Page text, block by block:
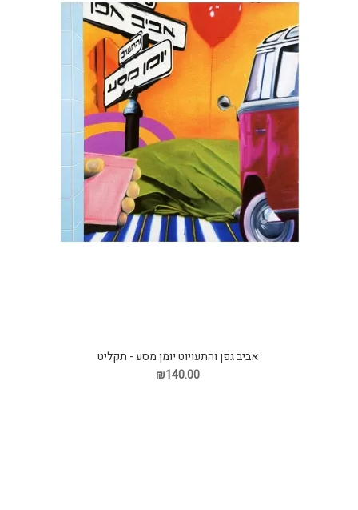
אביב גפן והתעויוט יומן מסע - תקליט
₪140.00